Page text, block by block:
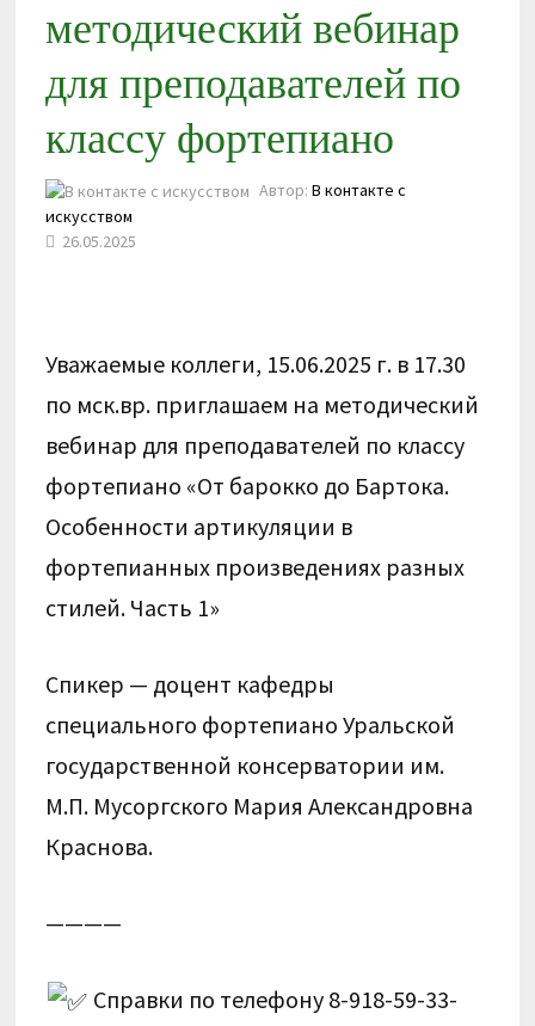
методический вебинар
для преподавателей по
классу фортепиано
Автор:В контакте с
искусством
26.05.2025
Уважаемые коллеги, 15.06.2025 г. в 17.30
по мск.вр. приглашаем на методический
вебинар для преподавателей по классу
фортепиано «От барокко до Бартока.
Особенности артикуляции в
фортепианных произведениях разных
стилей. Часть 1»
Спикер — доцент кафедры
специального фортепиано Уральской
государственной консерватории им.
М.П. Мусоргского Мария Александровна
Краснова.
————
Справки по телефону 8-918-59-33-